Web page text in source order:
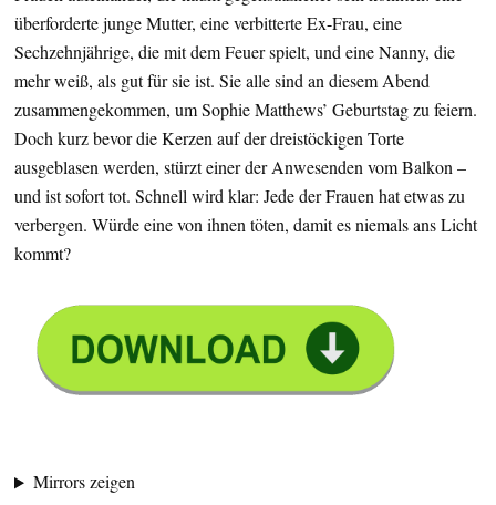
überforderte junge Mutter, eine verbitterte Ex-Frau, eine
Sechzehnjährige, die mit dem Feuer spielt, und eine Nanny, die
mehr weiß, als gut für sie ist. Sie alle sind an diesem Abend
zusammengekommen, um Sophie Matthews’ Geburtstag zu feiern.
Doch kurz bevor die Kerzen auf der dreistöckigen Torte
ausgeblasen werden, stürzt einer der Anwesenden vom Balkon –
und ist sofort tot. Schnell wird klar: Jede der Frauen hat etwas zu
verbergen. Würde eine von ihnen töten, damit es niemals ans Licht
kommt?
Mirrors zeigen